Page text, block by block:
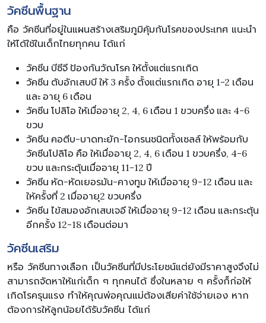
วัคซีนพื้นฐาน
คือ วัคซีนที่อยู่ในแผนสร้างเสริมภูมิคุ้มกันโรคของประเทศ แนะนำ
ให้ได้ใช้ในเด็กไทยทุกคน ได้แก่
วัคซีน บีซีจี ป้องกันวัณโรค ให้ตั้งแต่แรกเกิด
วัคซีน ตับอักเสบบี ให้ 3 ครั้ง ตั้งแต่แรกเกิด อายุ 1-2 เดือน
และ อายุ 6 เดือน
วัคซีน โปลิโอ ให้เมื่ออายุ 2, 4, 6 เดือน 1 ขวบครึ่ง และ 4-6
ขวบ
วัคซีน คอตีบ-บาดทะยัก-ไอกรนชนิดทั้งเซลล์ ให้พร้อมกับ
วัคซีนโปลิโอ คือ ให้เมื่ออายุ 2, 4, 6 เดือน 1 ขวบครึ่ง, 4-6
ขวบ และกระตุ้นเมื่ออายุ 11-12 ปี
วัคซีน หัด-หัดเยอรมัน-คางทูม ให้เมื่ออายุ 9-12 เดือน และ
ให้ครั้งที่ 2 เมื่ออายุ2 ขวบครึ่ง
วัคซีน ไข้สมองอักเสบเจอี ให้เมื่ออายุ 9-12 เดือน และกระตุ้น
อีกครั้ง 12-18 เดือนต่อมา
วัคซีนเสริม
หรือ วัคซีนทางเลือก เป็นวัคซีนที่มีประโยชน์แต่ยังมีราคาสูงจึงไม่
สามารถจัดหาให้แก่เด็ก ๆ ทุกคนได้ ซึ่งในหลาย ๆ ครั้งก็ก่อให้
เกิดโรครุนแรง ทำให้คุณพ่อคุณแม่ต้องเสียค่าใช้จ่ายเอง หาก
ต้องการให้ลูกน้อยได้รับวัคซีน ได้แก่